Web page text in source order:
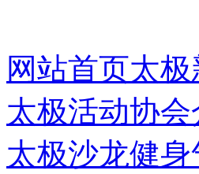
网站首页太极
太极活动协会
太极沙龙健身